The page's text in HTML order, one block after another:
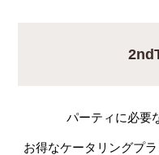
パーティに必要
お得なケータリングプ